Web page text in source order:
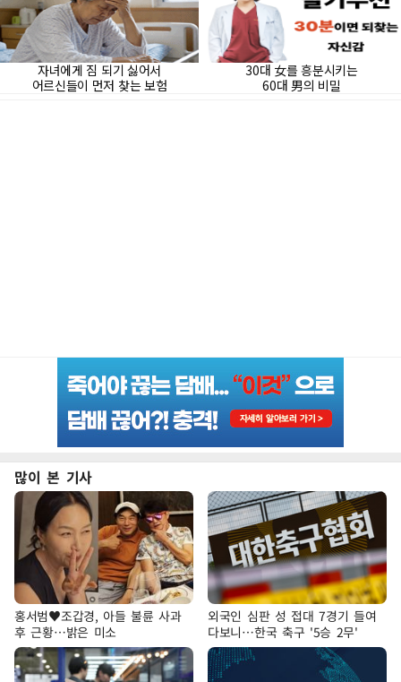
많이 본 기사
홍서범♥조갑경, 아들 불륜 사과
후 근황…밝은 미소
외국인 심판 성 접대 7경기 들여
다보니…한국 축구 '5승 2무'